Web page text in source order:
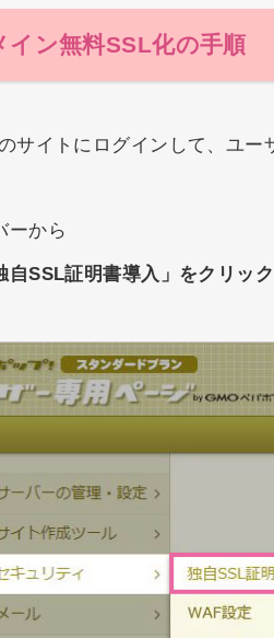
イン無料SSL化の手順
サイトにログインして、ユー
ーから
自SSL証明書導入」をクリック